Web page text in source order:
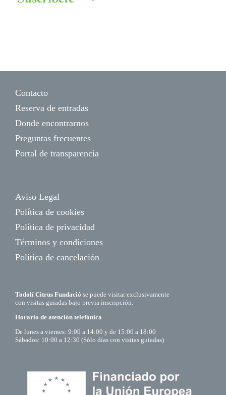
Contacto
Reserva de entradas
Donde encontrarnos
Preguntas frecuentes
Portal de transparencia
Aviso Legal
Política de cookies
Política de privacidad
Términos y condiciones
Política de cancelación
Todolí Citrus Fundació se puede visitar exclusivamente
con visitas guiadas bajo previa inscripción.
Horario de atención telefónica
De lunes a viernes: 9:00 a 14:00 y de 15:00 a 18:00
Sábados: 10:00 a 12:30 (Sólo días con visitas guiadas)